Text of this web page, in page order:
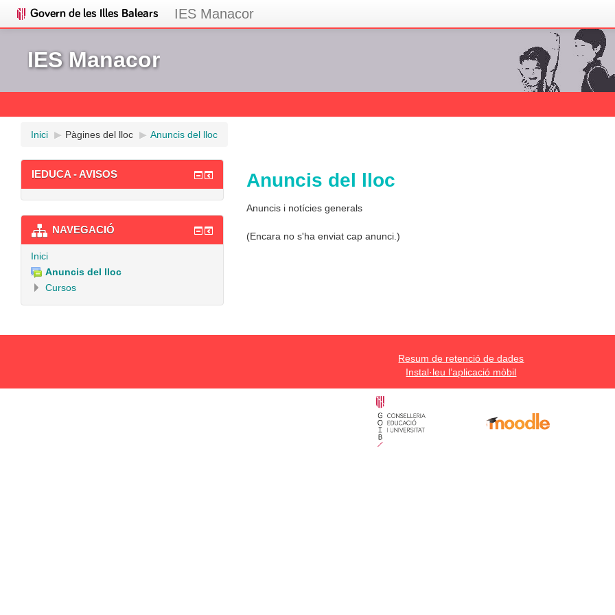
IES Manacor
IES Manacor
Inici ▶︎ Pàgines del lloc ▶︎ Anuncis del lloc
Anuncis del lloc
Anuncis i notícies generals
(Encara no s'ha enviat cap anunci.)
IEDUCA - AVISOS
NAVEGACIÓ
Inici
Anuncis del lloc
Cursos
Resum de retenció de dades
Instal·leu l’aplicació mòbil